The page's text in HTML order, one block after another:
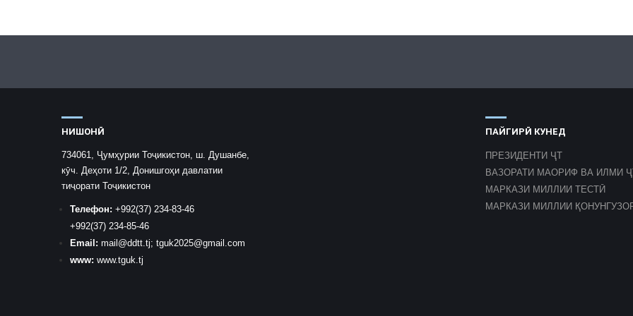
НИШОНӢ
734061, Ҷумҳурии Тоҷикистон, ш. Душанбе,
кӯч. Деҳоти 1/2, Донишгоҳи давлатии
тиҷорати Тоҷикистон
Телефон: +992(37) 234-83-46
+992(37) 234-85-46
Email: mail @ddtt.tj; tguk2025@gmail.com
www: www.tguk.tj
ПАЙГИРӢ КУНЕД
ПРЕЗИДЕНТИ ҶТ
ВАЗОРАТИ МАОРИФ ВА ИЛМИ
МАРКАЗИ МИЛЛИИ ТЕСТӢ
МАРКАЗИ МИЛЛИИ